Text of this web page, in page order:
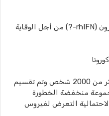
تم إجراء التجارب على عقار إنترفيرون (rhIFN-?) من أجل الوقاية
قام الباحثون بإجراء دراسة على أكثر من 2000 شخص وتم تقسيم
منخفضة الخطورة
التعرض لفيروس